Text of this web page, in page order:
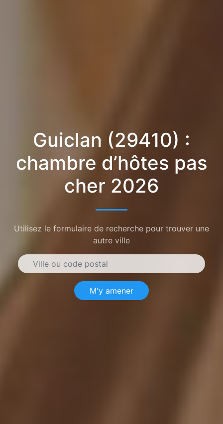
Guiclan (29410) :
chambre d’hôtes pas
cher 2026
Utilisez le formulaire de recherche pour trouver une
autre ville
M'y amener